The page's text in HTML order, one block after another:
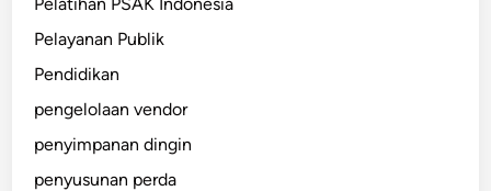
Pelayanan Publik
Pendidikan
pengelolaan vendor
penyimpanan dingin
penyusunan perda